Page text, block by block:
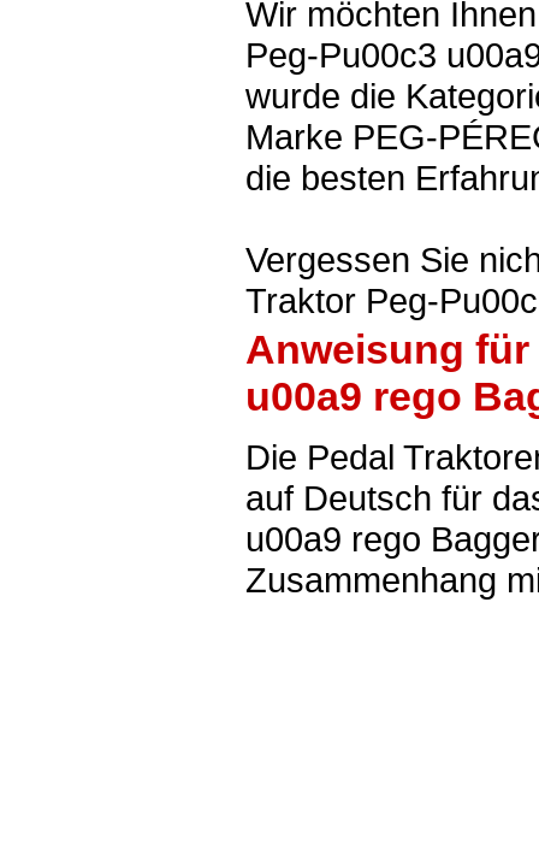
Wir möchten
Peg-Pu00c3
wurde die
Marke PEG-
die besten
Vergessen Sie
Traktor Peg-
Anweisung für
u00a9 rego
Die Pedal
auf Deutsch für
u00a9 rego
Zusammenhang